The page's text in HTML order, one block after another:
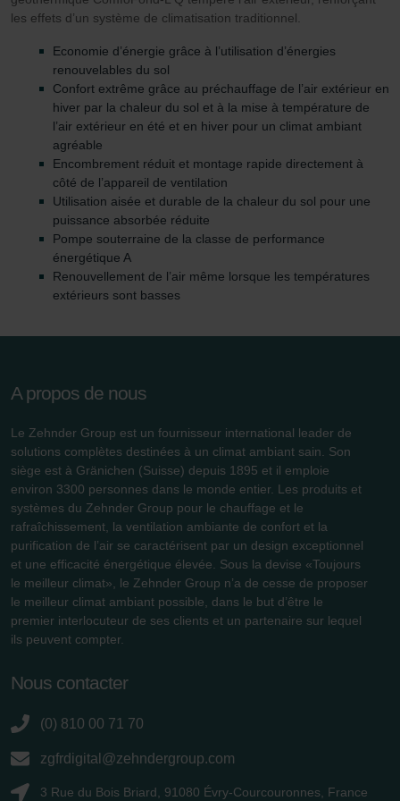
tout autre logiciel correspondant. Cette opération peut
être réalisée à partir de n’importe quel navigateur Web
usuel. Si l’utilisateur concerné désactive l’enregistrement
des cookies au sein du navigateur Web utilisé, il se peut
que les fonctionnalités de notre site Web ne soient plus
disponibles dans leur intégralité.
Pour plus de détails, nous vous invitons à prendre
connaissance de notre politique relative aux cookies.
Datenschutzerklärung der Zehnder Group
Zehnder Group AG: Data Privacy
Zehnder Group België nv/sa: Déclarations de confidentialité
Zehnder Group Italia S.r.l.: Privacy
Limitet Şirketi: Web Sitesi Çerezleri
Zehnder Group Nederland bv: Privacyverklaringen
Zehnder Group Sales International: Privacy Policy
Zehnder Group Schweiz AG: Datenschutz
Zehnder Polska Sp. z o.o.: Oświadczenie o ochronie
danych Zehnder
Zehnder Group UK Limited: Privacy Policy
les effets d’un système de climatisation traditionnel.
Economie d’énergie grâce à l’utilisation d’énergies
renouvelables du sol
Confort extrême grâce au préchauffage de l’air extérieur en
hiver par la chaleur du sol et à la mise à température de
l’air extérieur en été et en hiver pour un climat ambiant
agréable
Encombrement réduit et montage rapide directement à
côté de l’appareil de ventilation
Utilisation aisée et durable de la chaleur du sol pour une
puissance absorbée réduite
Pompe souterraine de la classe de performance
énergétique A
Renouvellement de l’air même lorsque les températures
extérieurs sont basses
A propos de nous
Le Zehnder Group est un fournisseur international leader de
solutions complètes destinées à un climat ambiant sain. Son
siège est à Gränichen (Suisse) depuis 1895 et il emploie
environ 3300 personnes dans le monde entier. Les produits et
systèmes du Zehnder Group pour le chauffage et le
rafraîchissement, la ventilation ambiante de confort et la
purification de l’air se caractérisent par un design exceptionnel
et une efficacité énergétique élevée. Sous la devise «Toujours
le meilleur climat», le Zehnder Group n’a de cesse de proposer
le meilleur climat ambiant possible, dans le but d’être le
premier interlocuteur de ses clients et un partenaire sur lequel
ils peuvent compter.
Nous contacter
(0) 810 00 71 70
zgfrdigital@zehndergroup.com
3 Rue du Bois Briard, 91080 Évry-Courcouronnes, France